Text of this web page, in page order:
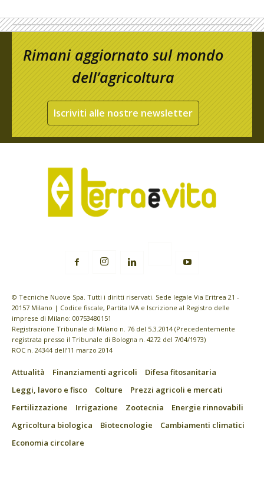
Rimani aggiornato sul mondo
dell’agricoltura
Iscriviti alle nostre newsletter
© Tecniche Nuove Spa. Tutti i diritti riservati. Sede legale Via Eritrea 21 -
20157 Milano | Codice fiscale, Partita IVA e Iscrizione al Registro delle
imprese di Milano: 00753480151
Registrazione Tribunale di Milano n. 76 del 5.3.2014 (Precedentemente
registrata presso il Tribunale di Bologna n. 4272 del 7/04/1973)
ROC n. 24344 dell’11 marzo 2014
Attualità Finanziamenti agricoli
Difesa fitosanitaria
Leggi, lavoro e fisco
Colture
Prezzi agricoli e mercati
Fertilizzazione
Irrigazione Zootecnia
Energie rinnovabili
Agricoltura biologica
Biotecnologie
Cambiamenti climatici
Economia circolare